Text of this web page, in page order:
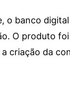
o banco
O produto
criação da